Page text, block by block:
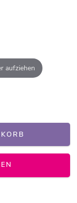
aufziehen